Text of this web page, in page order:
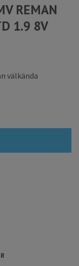
REMAN
1.9 8V
välkända